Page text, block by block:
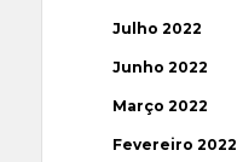
Julho 2022
Junho 2022
Março 2022
Fevereiro 2022